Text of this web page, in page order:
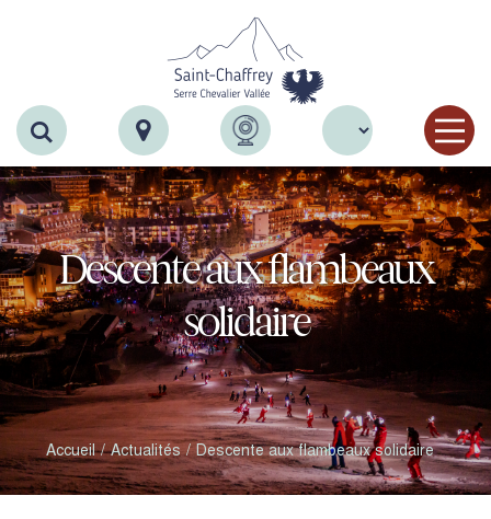
Recherche
Descente aux flambeaux
solidaire
Accueil Actualités Descente aux flambeaux solidaire